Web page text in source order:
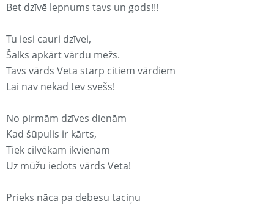
Bet dzīvē lepnums tavs un gods!!!
Tu iesi cauri dzīvei,
Šalks apkārt vārdu mežs.
Tavs vārds Veta starp citiem vārdiem
Lai nav nekad tev svešs!
No pirmām dzīves dienām
Kad šūpulis ir kārts,
Tiek cilvēkam ikvienam
Uz mūžu iedots vārds Veta!
Prieks nāca pa debesu taciņu